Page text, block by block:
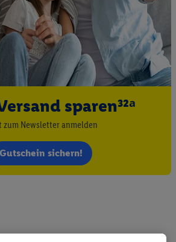
sparen³²ᵃ
zum Newsletter anmelden
Gutschein sichern!